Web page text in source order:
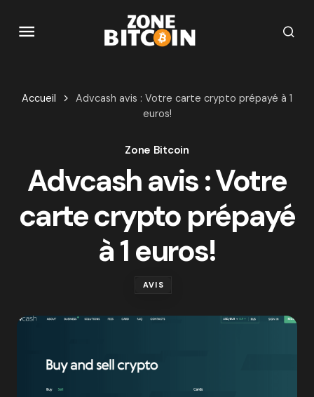
Accueil
Advcash avis : Votre carte crypto prépayé à 1
euros!
Zone Bitcoin
Advcash avis : Votre
carte crypto prépayé
à 1 euros!
AVIS